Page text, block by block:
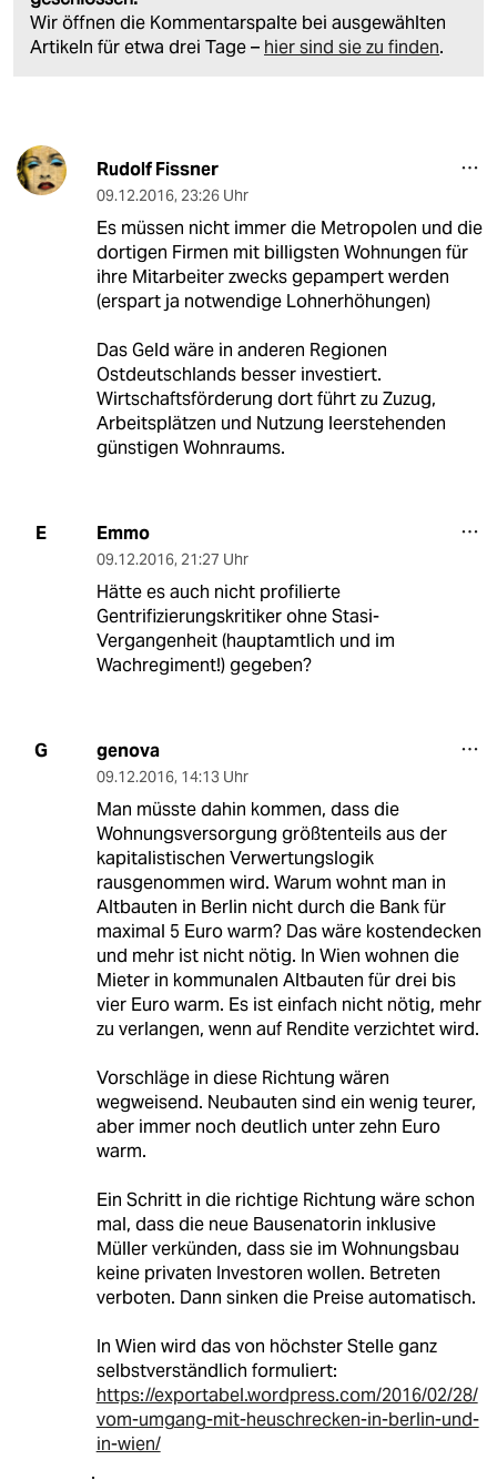
Wir öffnen die Kommentarspalte bei ausgewählten
Artikeln für etwa drei Tage – hier sind sie zu finden.
Rudolf Fissner
09.12.2016, 23:26 Uhr
Es müssen nicht immer die Metropolen und die
dortigen Firmen mit billigsten Wohnungen für
ihre Mitarbeiter zwecks gepampert werden
(erspart ja notwendige Lohnerhöhungen)
Das Geld wäre in anderen Regionen
Ostdeutschlands besser investiert.
Wirtschaftsförderung dort führt zu Zuzug,
Arbeitsplätzen und Nutzung leerstehenden
günstigen Wohnraums.
E Emmo
09.12.2016, 21:27 Uhr
Hätte es auch nicht profilierte
Gentrifizierungskritiker ohne Stasi-
Vergangenheit (hauptamtlich und im
Wachregiment!) gegeben?
G genova
09.12.2016, 14:13 Uhr
Man müsste dahin kommen, dass die
Wohnungsversorgung größtenteils aus der
kapitalistischen Verwertungslogik
rausgenommen wird. Warum wohnt man in
Altbauten in Berlin nicht durch die Bank für
maximal 5 Euro warm? Das wäre kostendecken
und mehr ist nicht nötig. In Wien wohnen die
Mieter in kommunalen Altbauten für drei bis
vier Euro warm. Es ist einfach nicht nötig, mehr
zu verlangen, wenn auf Rendite verzichtet wird.
Vorschläge in diese Richtung wären
wegweisend. Neubauten sind ein wenig teurer,
aber immer noch deutlich unter zehn Euro
warm.
Ein Schritt in die richtige Richtung wäre schon
mal, dass die neue Bausenatorin inklusive
Müller verkünden, dass sie im Wohnungsbau
keine privaten Investoren wollen. Betreten
verboten. Dann sinken die Preise automatisch.
In Wien wird das von höchster Stelle ganz
selbstverständlich formuliert:
https://exportabel.wordpress.com/2016/02/28/
vom-umgang-mit-heuschrecken-in-berlin-und-
in-wien/